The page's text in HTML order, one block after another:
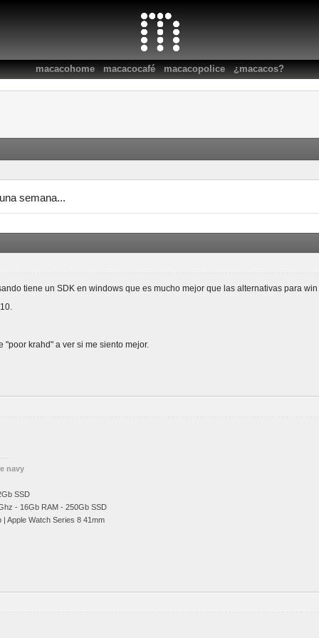
macacohome:macacocafé:macacopolice:¿macacos?
semana...
tiene un SDK en windows que es mucho mejor que las alternativas para
krahd" a ver si me siento mejor.
navy
SSD
- 16Gb RAM - 250Gb SSD
| Apple Watch Series 8 41mm